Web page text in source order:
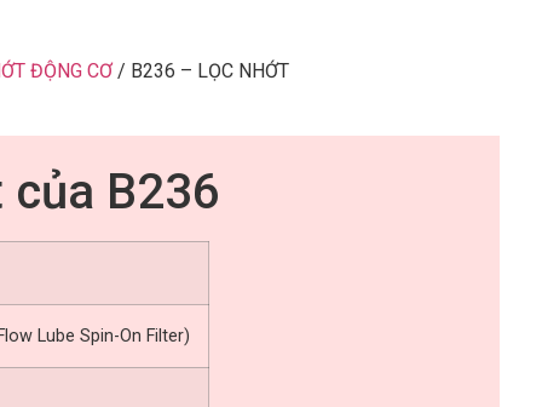
ĐỘNG CƠ/ B236 – LỌC NHỚT
B236
Lube Spin-On Filter)